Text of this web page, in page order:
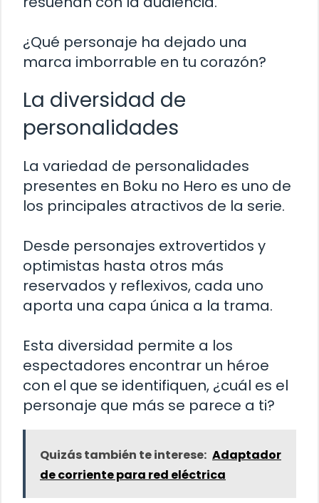
¿Qué personaje ha dejado una
marca imborrable en tu corazón?
La diversidad de
personalidades
La variedad de personalidades
presentes en Boku no Hero es uno de
los principales atractivos de la serie.
Desde personajes extrovertidos y
optimistas hasta otros más
reservados y reflexivos, cada uno
aporta una capa única a la trama.
Esta diversidad permite a los
espectadores encontrar un héroe
con el que se identifiquen, ¿cuál es el
personaje que más se parece a ti?
Quizás también te interese: Adaptador
de corriente para red eléctrica